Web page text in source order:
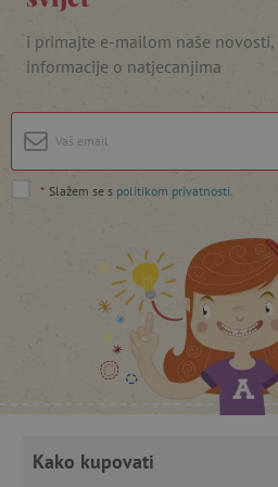
i primajte e-mailom naše
informacije o natjecanjima
* Slažem se s politikom privatnosti
Kako kupovati